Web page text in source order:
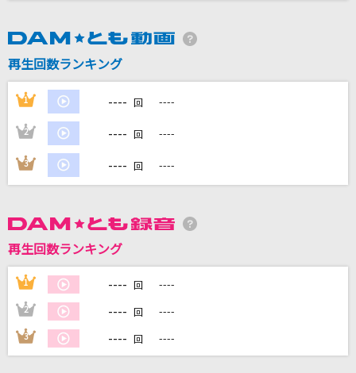
KinKi Kids
カラオケ最新情報をチェック！
再生回数ランキング
1 ---- 回 ----
2 ---- 回 ----
3 ---- 回 ----
再生回数ランキング
1 ---- 回 ----
2 ---- 回 ----
3 ---- 回 ----